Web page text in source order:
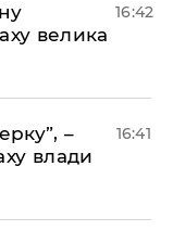
велика
16:42
–
влади
16:41